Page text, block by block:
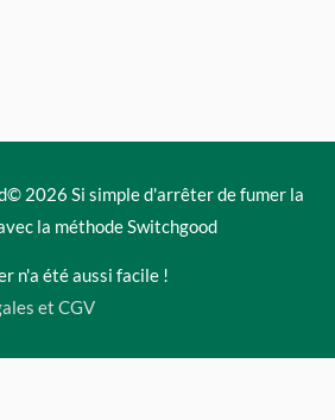
2026 Si simple d'arrêter de fumer la
la méthode Switchgood
n'a été aussi facile !
et CGV